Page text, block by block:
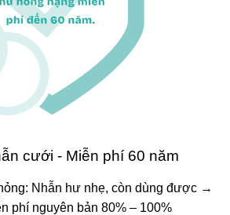
cưới - Miễn phí 60 năm
Nhẫn hư nhẹ, còn dùng được →
phí nguyên bản 80% – 100%